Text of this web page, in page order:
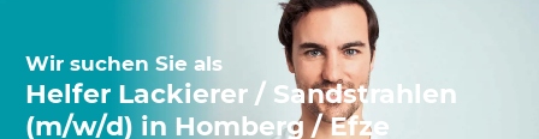
Wir suchen Sie als
Helfer Lackierer / Sandstrahlen
(m/w/d) in Homberg / Efze